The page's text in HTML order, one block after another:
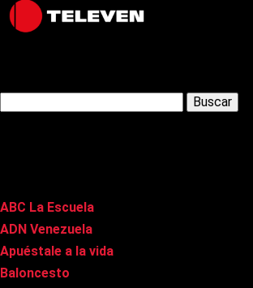
Latest Posts
ABC La Escuela
ADN Venezuela
Apuéstale a la vida
Baloncesto